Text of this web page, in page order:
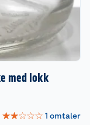
med lokk
☆☆☆☆☆ 1 omtaler